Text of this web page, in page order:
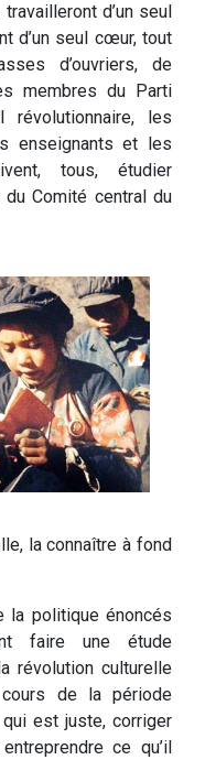
d’un seul
d’un seul cœur, tout
d’ouvriers, de
membres du Parti
révolutionnaire, les
enseignants et les
tous, étudier
Comité central du
la connaître à fond
la politique énoncés
faire une étude
révolution culturelle
de la période
est juste, corriger
ce qu’il